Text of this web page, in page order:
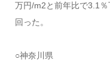
万円/m2と前年比で3.1
回った。
○神奈川県